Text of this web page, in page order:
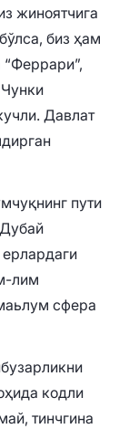
жиноятчига
биз ҳам
“Феррари”,
Давлат
пути
лим
сфера
кодли
тинчгина